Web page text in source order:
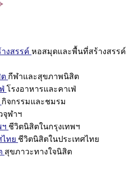
งสรรค์ หอสมุดและพื้นที่สร้างสรรค์
กีฬาและสุขภาพนิสิต
โรงอาหารและคาเฟ่
กิจกรรมและชมรม
จุฬาฯ
ชีวิตนิสิตในกรุงเทพฯ
ทย ชีวิตนิสิตในประเทศไทย
สุขภาวะทางใจนิสิต